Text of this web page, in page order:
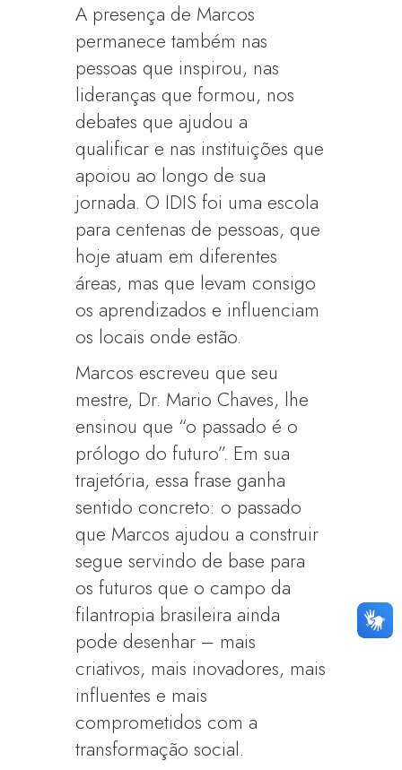
A presença de Marcos
permanece também nas
pessoas que inspirou, nas
lideranças que formou, nos
debates que ajudou a
qualificar e nas instituições que
apoiou ao longo de sua
jornada. O IDIS foi uma escola
para centenas de pessoas, que
hoje atuam em diferentes
áreas, mas que levam consigo
os aprendizados e influenciam
os locais onde estão.
Marcos escreveu que seu
mestre, Dr. Mario Chaves, lhe
ensinou que “o passado é o
prólogo do futuro”. Em sua
trajetória, essa frase ganha
sentido concreto: o passado
que Marcos ajudou a construir
segue servindo de base para
os futuros que o campo da
filantropia brasileira ainda
pode desenhar – mais
criativos, mais inovadores, mais
influentes e mais
comprometidos com a
transformação social.